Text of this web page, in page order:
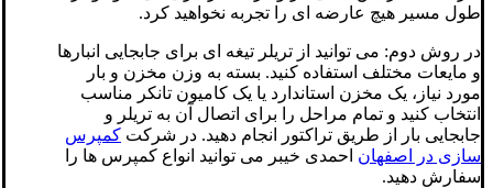
طول مسیر هیچ عارضه ای را تجربه نخواهید کرد.
در روش دوم: می توانید از تریلر تیغه ای برای جابجایی انبارها
و مایعات مختلف استفاده کنید. بسته به وزن مخزن و بار
مورد نیاز، یک مخزن استاندارد یا یک کامیون تانکر مناسب
انتخاب کنید و تمام مراحل را برای اتصال آن به تریلر و
جابجایی بار از طریق تراکتور انجام دهید. در شرکت کمپرس
سازی در اصفهان احمدی خیبر می توانید انواع کمپرس ها را
سفارش دهید.